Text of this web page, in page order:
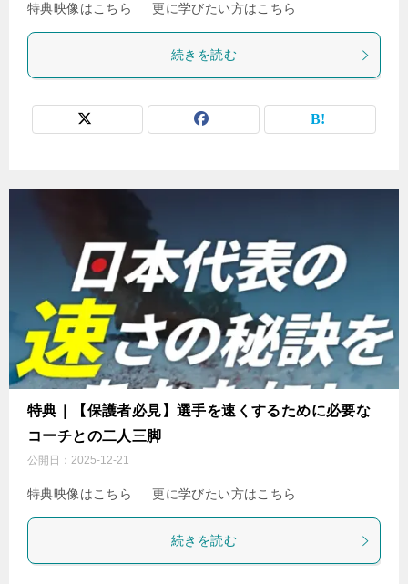
特典映像はこちら 更に学びたい方はこちら
続きを読む
特典｜【保護者必見】選手を速くするために必要な
コーチとの二人三脚
公開日： 2025-12-21
特典映像はこちら 更に学びたい方はこちら
続きを読む